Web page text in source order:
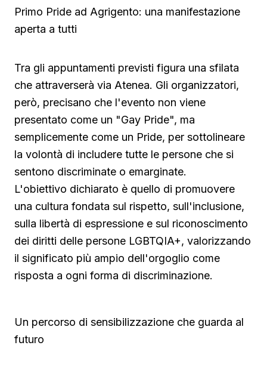
Primo Pride ad Agrigento: una manifestazione
aperta a tutti
Tra gli appuntamenti previsti figura una sfilata
che attraverserà via Atenea. Gli organizzatori,
però, precisano che l'evento non viene
presentato come un "Gay Pride", ma
semplicemente come un Pride, per sottolineare
la volontà di includere tutte le persone che si
sentono discriminate o emarginate.
L'obiettivo dichiarato è quello di promuovere
una cultura fondata sul rispetto, sull'inclusione,
sulla libertà di espressione e sul riconoscimento
dei diritti delle persone LGBTQIA+, valorizzando
il significato più ampio dell'orgoglio come
risposta a ogni forma di discriminazione.
Un percorso di sensibilizzazione che guarda al
futuro